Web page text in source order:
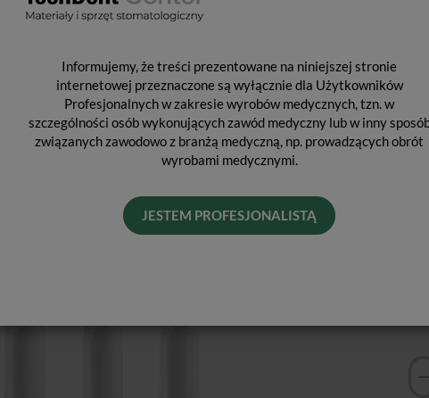
Informujemy, że treści prezentowane na niniejszej stronie
internetowej przeznaczone są wyłącznie dla Użytkowników
Profesjonalnych w zakresie wyrobów medycznych, tzn. w
szczególności osób wykonujących zawód medyczny lub w inny
związanych zawodowo z branżą medyczną, np. prowadzących obrót
wyrobami medycznymi.
JESTEM PROFESJONALISTĄ
POMOCNICZE Matryce Pro-Matrix / opak. 20szt.